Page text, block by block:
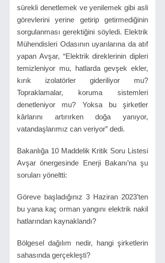
sürekli denetlemek ve yenilemek gibi asli
görevlerini yerine getirip getirmediğinin
sorgulanması gerektiğini söyledi. Elektrik
Mühendisleri Odasının uyarılarına da atıf
yapan Avşar, “Elektrik direklerinin dipleri
temizleniyor mu, hatlarda gevşek ekler,
kırık izolatörler gideriliyor mu?
Topraklamalar, koruma sistemleri
denetleniyor mu? Yoksa bu şirketler
kârlarını artırırken doğa yanıyor,
vatandaşlarımız can veriyor” dedi.
Bakanlığa 10 Maddelik Kritik Soru Listesi
Avşar önergesinde Enerji Bakanı’na şu
soruları yöneltti:
Göreve başladığınız 3 Haziran 2023’ten
bu yana kaç orman yangını elektrik nakil
hatlarından kaynaklandı?
Bölgesel dağılım nedir, hangi şirketlerin
sahasında gerçekleşti?